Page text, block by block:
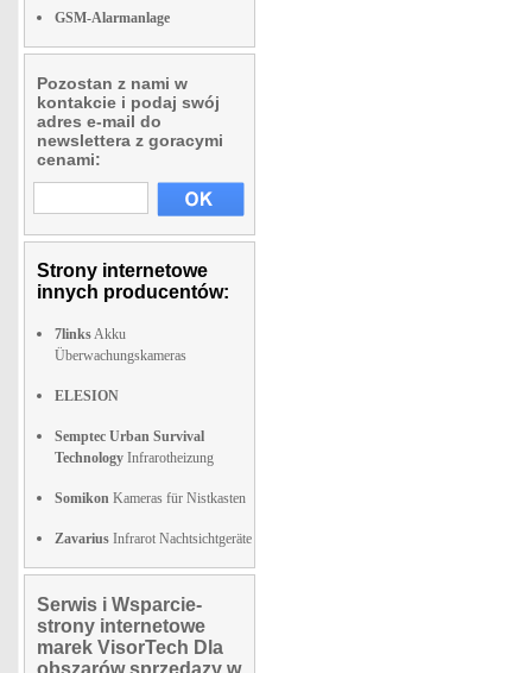
GSM-Alarmanlage
Pozostan z nami w
kontakcie i podaj swój
adres e-mail do
newslettera z goracymi
cenami:
Strony internetowe
innych producentów:
7linksAkku
Überwachungskameras
ELESION
Semptec Urban Survival
Technology Infrarotheizung
Somikon Kameras für Nistkasten
Zavarius Infrarot Nachtsichtgeräte
Serwis i Wsparcie-
strony internetowe
marek VisorTech Dla
obszarów sprzedazy w